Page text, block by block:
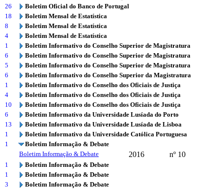
26
Boletim Oficial do Banco de Portugal
18
Boletim Mensal de Estatística
8
Boletim Mensal de Estatística
4
Boletim Mensal de Estatística
1
Boletim Informativo do Conselho Superior de Magistratura
6
Boletim Informativo do Conselho Superior de Magistratura
5
Boletim Informativo do Conselho Superior de Magistratura
6
Boletim Informativo do Conselho Superior da Magistratura
1
Boletim Informativo do Conselho dos Oficiais de Justiça
4
Boletim Informativo do Conselho dos Oficiais de Justiça
10
Boletim Informativo do Conselho dos Oficiais de Justiça
6
Boletim Informativo da Universidade Lusíada do Porto
13
Boletim Informativo da Universidade Lusíada de Lisboa
1
Boletim Informativo da Universidade Católica Portuguesa
1
Boletim Informação & Debate
Boletim Informação & Debate
2016 nº 10
1
Boletim Informação & Debate
1
Boletim Informação & Debate
3
Boletim Informação & Debate